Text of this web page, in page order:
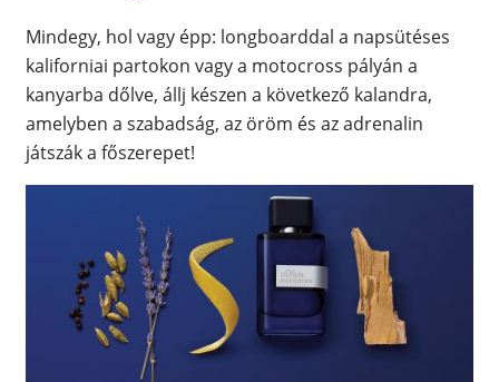
Mindegy, hol vagy épp: longboarddal a napsütéses
kaliforniai partokon vagy a motocross pályán a
kanyarba dőlve, állj készen a következő kalandra,
amelyben a szabadság, az öröm és az adrenalin
játszák a főszerepet!